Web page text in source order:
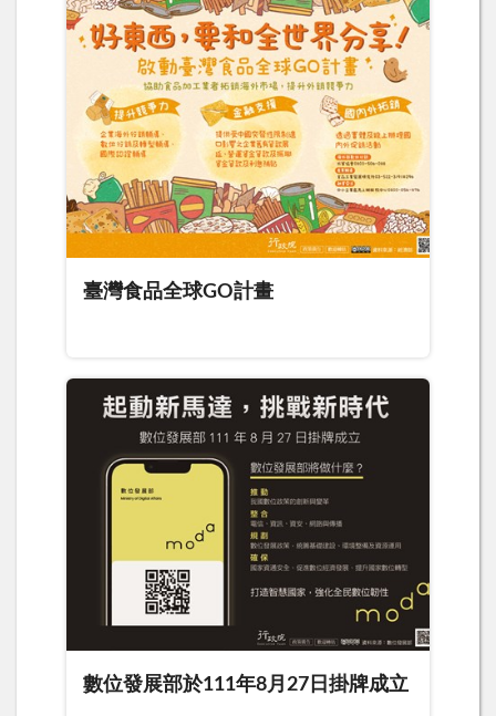
臺灣食品全球GO計畫
數位發展部於111年8月27日掛牌成立